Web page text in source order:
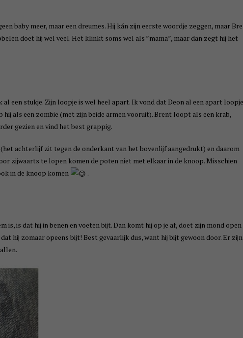
baby meer, maar een dreumes. Hij kán zijn eerste woordje zeggen, maar
doet hij wel veel. Het klinkt soms wel als ”mama”, maar dan zegt hij het
een stukje. Zijn loopje is wel heel apart. Ik vond dat Deon al een apart loopje
als een zombie (met zijn beide armen vooruit). Brent loopt als een krab,
gezien en vind het best grappig.
achterlijf zit tegen de onderkant van het bovenlijf aangedrukt) en daarom
zijwaarts te lopen komen de poten niet met elkaar in de knoop. Misschien
in de knoop komen
.
is, is dat hij in benen en voeten bijt. Dan komt hij op je af, doet zijn mond open
hij zomaar opeens bijt! Best gevaarlijk dus, want hij bijt gewoon door. Er